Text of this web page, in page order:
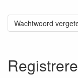
Wachtwoord